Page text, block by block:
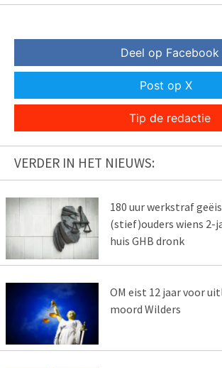
Deel op Facebook
Post op X
Tip de redactie
VERDER IN HET NIEUWS:
180 uur werkstraf
(stief)ouders wiens 2-
huis GHB dronk
OM eist 12 jaar voor
moord Wilders